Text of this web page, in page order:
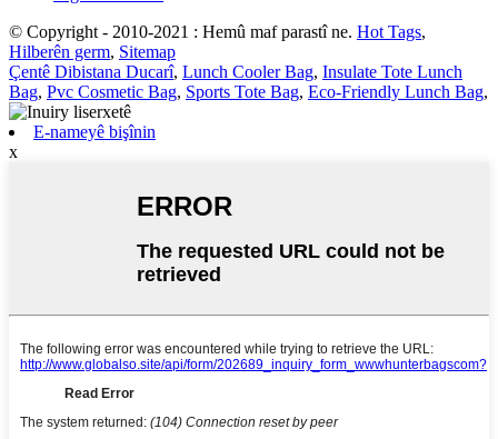
© Copyright - 2010-2021 : Hemû maf parastî ne. Hot Tags,
Hilberên germ, Sitemap
Çentê Dibistana Ducarî, Lunch Cooler Bag, Insulate Tote Lunch
Bag, Pvc Cosmetic Bag, Sports Tote Bag, Eco-Friendly Lunch Bag,
E-nameyê bişînin
x